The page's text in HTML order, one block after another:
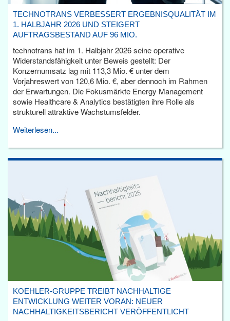
TECHNOTRANS VERBESSERT ERGEBNISQUALITÄT IM
1. HALBJAHR 2026 UND STEIGERT
AUFTRAGSBESTAND AUF 96 MIO.
technotrans hat im 1. Halbjahr 2026 seine operative
Widerstandsfähigkeit unter Beweis gestellt: Der
Konzernumsatz lag mit 113,3 Mio. € unter dem
Vorjahreswert von 120,6 Mio. €, aber dennoch im Rahmen
der Erwartungen. Die Fokusmärkte Energy Management
sowie Healthcare & Analytics bestätigten ihre Rolle als
strukturell attraktive Wachstumsfelder.
Weiterlesen...
KOEHLER-GRUPPE TREIBT NACHHALTIGE
ENTWICKLUNG WEITER VORAN: NEUER
NACHHALTIGKEITSBERICHT VERÖFFENTLICHT